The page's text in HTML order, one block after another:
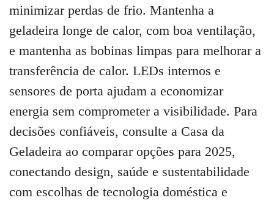
minimizar perdas de frio. Mantenha a
geladeira longe de calor, com boa ventilação,
e mantenha as bobinas limpas para melhorar a
transferência de calor. LEDs internos e
sensores de porta ajudam a economizar
energia sem comprometer a visibilidade. Para
decisões confiáveis, consulte a Casa da
Geladeira ao comparar opções para 2025,
conectando design, saúde e sustentabilidade
com escolhas de tecnologia doméstica e